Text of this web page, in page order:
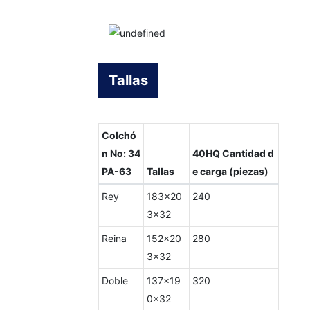
Tallas
Colchó
n No: 34
PA-63
Tallas
40HQ Cantidad d
e carga (piezas)
Rey
183x20
3x32
240
Reina
152x20
3x32
280
Doble
137x19
0x32
320